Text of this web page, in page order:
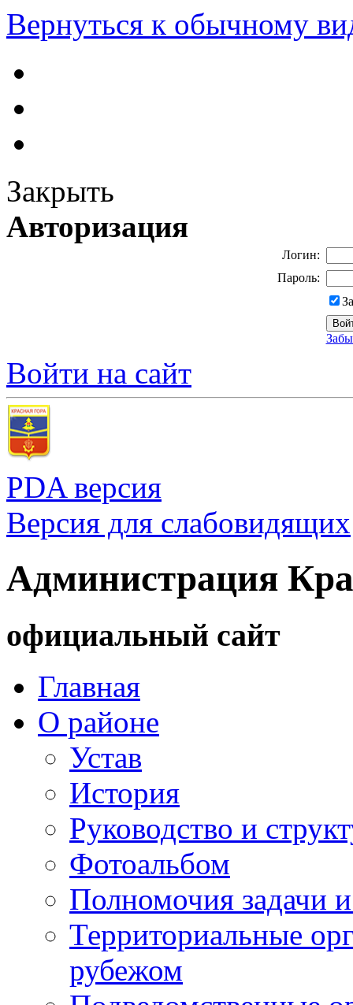
Вернуться к обычному
Закрыть
Авторизация
Логин:
Пароль:
Войти на сайт
PDA версия
Версия для слабовидящих
Администрация
официальный сайт
Главная
О районе
Устав
История
Руководство и
Фотоальбом
Полномочия задачи
Территориальные
рубежом